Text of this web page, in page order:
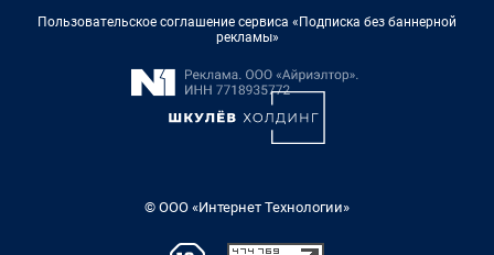
Пользовательское соглашение сервиса «Подписка без баннерной
рекламы»
© ООО «Интернет Технологии»